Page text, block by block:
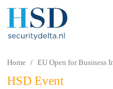
Home EU Open for Business
HSD Event